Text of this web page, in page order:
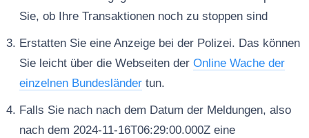
Sie, ob Ihre Transaktionen noch zu stoppen sind
Erstatten Sie eine Anzeige bei der Polizei. Das können
Sie leicht über die Webseiten der Online Wache der
einzelnen Bundesländertun.
Falls Sie nach nach dem Datum der Meldungen, also
nach dem 2024-11-16T06:29:00.000Z eine